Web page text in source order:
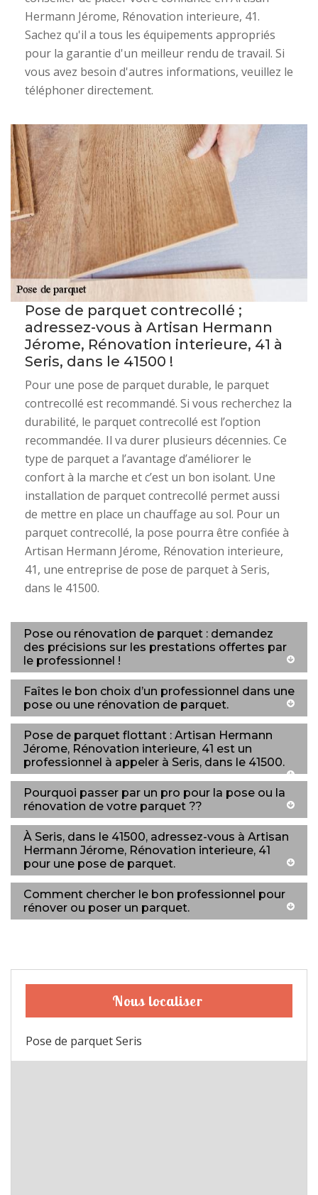
Hermann Jérome, Rénovation interieure, 41.
Sachez qu'il a tous les équipements appropriés
pour la garantie d'un meilleur rendu de travail. Si
vous avez besoin d'autres informations, veuillez le
téléphoner directement.
Pose de parquet contrecollé ;
adressez-vous à Artisan Hermann
Jérome, Rénovation interieure, 41 à
Seris, dans le 41500 !
Pour une pose de parquet durable, le parquet
contrecollé est recommandé. Si vous recherchez la
durabilité, le parquet contrecollé est l’option
recommandée. Il va durer plusieurs décennies. Ce
type de parquet a l’avantage d’améliorer le
confort à la marche et c’est un bon isolant. Une
installation de parquet contrecollé permet aussi
de mettre en place un chauffage au sol. Pour un
parquet contrecollé, la pose pourra être confiée à
Artisan Hermann Jérome, Rénovation interieure,
41, une entreprise de pose de parquet à Seris,
dans le 41500.
Pose ou rénovation de parquet : demandez
des précisions sur les prestations offertes par
le professionnel !
Faîtes le bon choix d’un professionnel dans une
pose ou une rénovation de parquet.
Pose de parquet flottant : Artisan Hermann
Jérome, Rénovation interieure, 41 est un
professionnel à appeler à Seris, dans le 41500.
Pourquoi passer par un pro pour la pose ou la
rénovation de votre parquet ??
À Seris, dans le 41500, adressez-vous à Artisan
Hermann Jérome, Rénovation interieure, 41
pour une pose de parquet.
Comment chercher le bon professionnel pour
rénover ou poser un parquet.
Nous localiser
Pose de parquet Seris